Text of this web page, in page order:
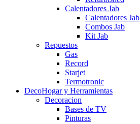
Calentadores Jab
Calentadores Jab
Combos Jab
Kit Jab
Repuestos
Gas
Record
Starjet
Termotronic
DecoHogar y Herramientas
Decoracion
Bases de TV
Pinturas